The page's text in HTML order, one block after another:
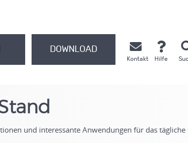
DOWNLOAD
Kontakt Hilfe
und interessante Anwendungen für das tägliche